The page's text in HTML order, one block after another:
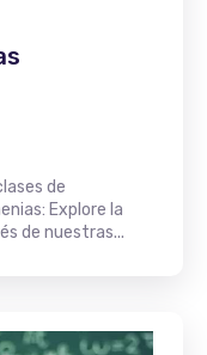
de
Explore la
de nuestras...